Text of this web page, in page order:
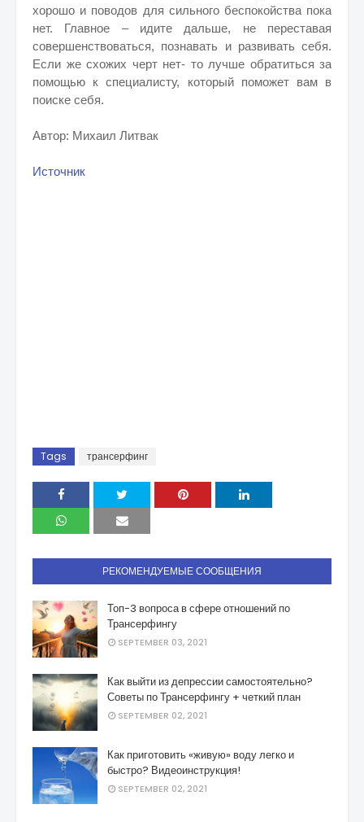
хорошо и поводов для сильного беспокойства пока
нет. Главное – идите дальше, не переставая
совершенствоваться, познавать и развивать себя.
Если же схожих черт нет- то лучше обратиться за
помощью к специалисту, который поможет вам в
поиске себя.
Автор: Михаил Литвак
Источник
Tags трансерфинг
РЕКОМЕНДУЕМЫЕ СООБЩЕНИЯ
Топ-3 вопроса в сфере отношений по
Трансерфингу
SEPTEMBER 03, 2021
Как выйти из депрессии самостоятельно?
Советы по Трансерфингу + четкий план
SEPTEMBER 02, 2021
Как приготовить «живую» воду легко и
быстро? Видеоинструкция!
SEPTEMBER 02, 2021